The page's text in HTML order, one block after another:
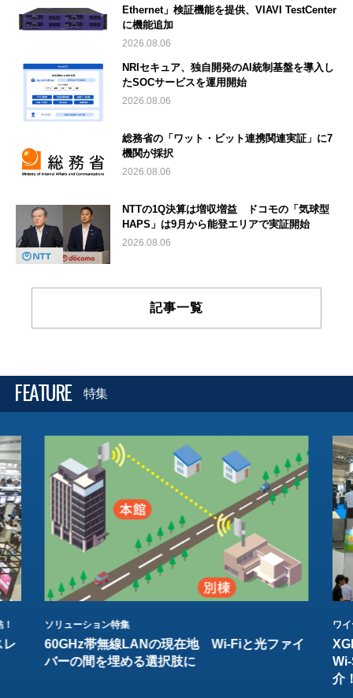
Ethernet」検証機能を提供、VIAVI TestCenter
に機能追加
2026.08.06
NRIセキュア、独自開発のAI統制基盤を導入し
たSOCサービスを運用開始
2026.08.06
総務省の「ワット・ビット連携関連実証」に7
機関が採択
2026.08.06
NTTの1Q決算は増収増益 ドコモの「気球型
HAPS」は9月から能登エリアで実証開始
2026.08.06
記事一覧
FEATURE 特集
レ
ソリューション特集
60GHz帯無線LANの現在地 Wi-Fiと光ファイ
バーの間を埋める選択肢に
ワ
介